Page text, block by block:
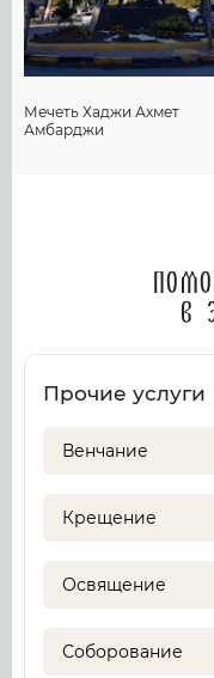
Мечеть Хаджи Ахмет
Амбарджи
в
Прочие услуги
Венчание
Крещение
Освящение
Соборование